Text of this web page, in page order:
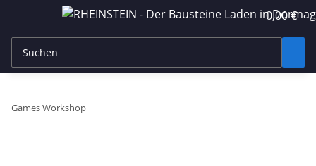
0,00 €
Games Workshop